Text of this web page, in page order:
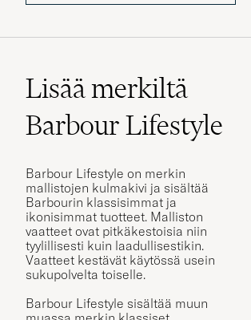
Lisää merkiltä
Barbour Lifestyle
Barbour Lifestyle on merkin
mallistojen kulmakivi ja sisältää
Barbourin klassisimmat ja
ikonisimmat tuotteet. Malliston
vaatteet ovat pitkäkestoisia niin
tyylillisesti kuin laadullisestikin.
Vaatteet kestävät käytössä usein
sukupolvelta toiselle.
Barbour Lifestyle sisältää muun